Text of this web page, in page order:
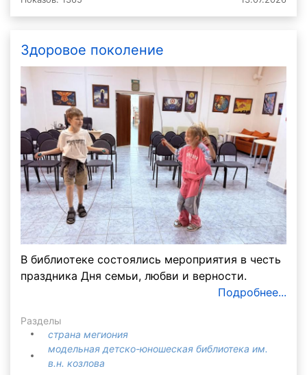
Здоровое поколение
В библиотеке состоялись мероприятия в честь
праздника Дня семьи, любви и верности.
Подробнее...
Разделы
страна мегиония
модельная детско-юношеская библиотека им.
в.н. козлова